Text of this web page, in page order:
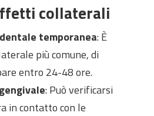
collaterali
temporanea: È
più comune, di
entro 24-48 ore.
: Può verificarsi
in contatto con le